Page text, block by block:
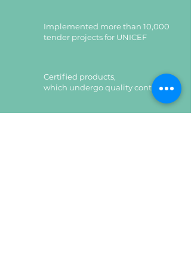
Колір ДСП: Дуб Евок
Implemented more than 10,000
tender projects for UNICEF
Certified products,
which undergo quality control